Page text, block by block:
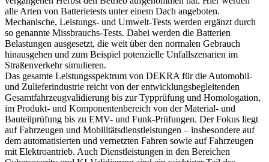
alle Arten von Batterietests unter einem Dach angeboten.
Mechanische, Leistungs- und Umwelt-Tests werden ergänzt durch
so genannte Missbrauchs-Tests. Dabei werden die Batterien
Belastungen ausgesetzt, die weit über den normalen Gebrauch
hinausgehen und zum Beispiel potenzielle Unfallszenarien im
Straßenverkehr simulieren.
Das gesamte Leistungsspektrum von DEKRA für die Automobil-
und Zulieferindustrie reicht von der entwicklungsbegleitenden
Gesamtfahrzeugvalidierung bis zur Typprüfung und Homologation,
im Produkt- und Komponentenbereich von der Material- und
Bauteilprüfung bis zu EMV- und Funk-Prüfungen. Der Fokus liegt
auf Fahrzeugen und Mobilitätsdienstleistungen – insbesondere auf
dem automatisierten und vernetzten Fahren sowie auf Fahrzeugen
mit Elektroantrieb. Auch Dienstleistungen in den Bereichen